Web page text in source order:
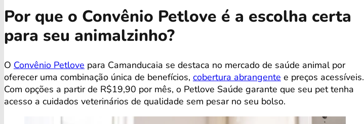
Por que o Convênio Petlove é a escolha certa
para seu animalzinho?
O Convênio Petlove para Camanducaia se destaca no mercado de saúde animal por
oferecer uma combinação única de benefícios, cobertura abrangente e preços acessíveis.
Com opções a partir de R$19,90 por mês, o Petlove Saúde garante que seu pet tenha
acesso a cuidados veterinários de qualidade sem pesar no seu bolso.